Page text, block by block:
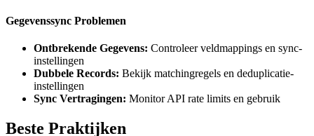
Gegevenssync Problemen
Ontbrekende Gegevens: Controleer veldmappings en sync-
instellingen
Dubbele Records: Bekijk matchingregels en deduplicatie-
instellingen
Sync Vertragingen: Monitor API rate limits en gebruik
Beste Praktijken